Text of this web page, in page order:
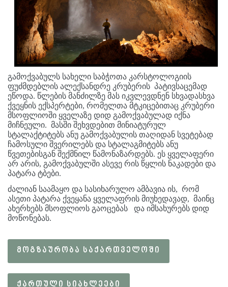
გამოქვაბულს სახელი საბჭოთა კარსტოლოგიის
ფუძმდებლის ალექსანდრე კრუბერის პატივსაცემად
ეწოდა. წლების მანძილზე მას იკვლევდნენ სხვადასხვა
ქვეყნის ექსპერტები, რომელთა მტკიცებითაც კრუბერი
მსოფლიოში ყველაზე დიდ გამოქვაბულად იქნა
მიჩნეული. მასში შეხვდებით მინიატურულ
სტალაქტიტებს ანუ გამოქვაბულის თაღიდან სვეტებად
ჩამოსული შვერილებს და სტალაგმიტებს ანუ
წვეთებისგან შექმნილ წამონაზარდებს. ეს ყველაფერი
არ არის, გამოქვაბულში ასევე რის წყლის ნაკადები და
პატარა ტბები.
ძალიან საამაყო და სასიხარულო ამბავია ის, რომ
ასეთი პატარა ქვეყანა ყველაფრის მიუხედავად, მაინც
ახერხებს მსოფლიოს გაოცებას და იმსახურებს დიდ
მოწონებას.
ᲛᲝᲒᲖᲐᲣᲠᲝᲑᲐ ᲡᲐᲥᲐᲠᲗᲕᲔᲚᲝᲨᲘ
ᲥᲐᲠᲗᲣᲚᲘ ᲡᲘᲐᲮᲚᲔᲔᲑᲘ